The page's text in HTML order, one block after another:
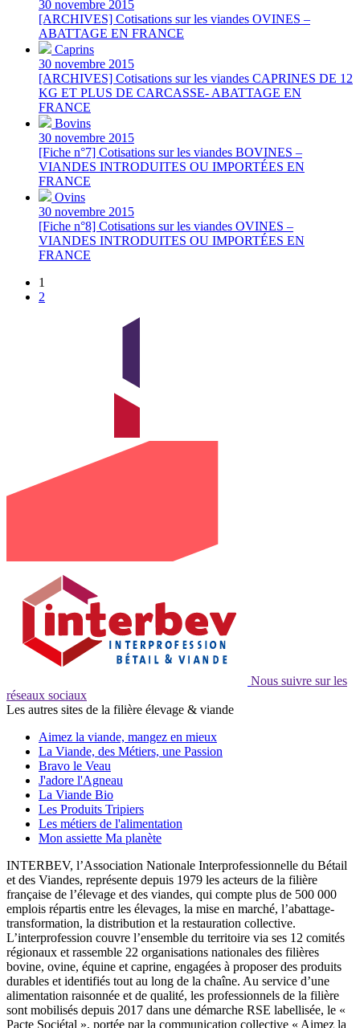
30 novembre 2015
[ARCHIVES] Cotisations sur les viandes OVINES –
ABATTAGE EN FRANCE
Caprins
30 novembre 2015
[ARCHIVES] Cotisations sur les viandes CAPRINES DE 12
KG ET PLUS DE CARCASSE- ABATTAGE EN
FRANCE
Bovins
30 novembre 2015
[Fiche n°7] Cotisations sur les viandes BOVINES –
VIANDES INTRODUITES OU IMPORTÉES EN
FRANCE
Ovins
30 novembre 2015
[Fiche n°8] Cotisations sur les viandes OVINES –
VIANDES INTRODUITES OU IMPORTÉES EN
FRANCE
1
2
Nous suivre sur les
réseaux sociaux
Les autres sites de la filière élevage & viande
Aimez la viande, mangez en mieux
La Viande, des Métiers, une Passion
Bravo le Veau
J'adore l'Agneau
La Viande Bio
Les Produits Tripiers
Les métiers de l'alimentation
Mon assiette Ma planète
INTERBEV, l’Association Nationale Interprofessionnelle du Bétail
et des Viandes, représente depuis 1979 les acteurs de la filière
française de l’élevage et des viandes, qui compte plus de 500 000
emplois répartis entre les élevages, la mise en marché, l’abattage-
transformation, la distribution et la restauration collective.
L’interprofession couvre l’ensemble du territoire via ses 12 comités
régionaux et rassemble 22 organisations nationales des filières
bovine, ovine, équine et caprine, engagées à proposer des produits
durables et identifiés tout au long de la chaîne. Au service d’une
alimentation raisonnée et de qualité, les professionnels de la filière
sont mobilisés depuis 2017 dans une démarche RSE labellisée, le «
Pacte Sociétal », portée par la communication collective « Aimez la